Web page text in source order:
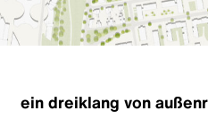
ein dreiklang von